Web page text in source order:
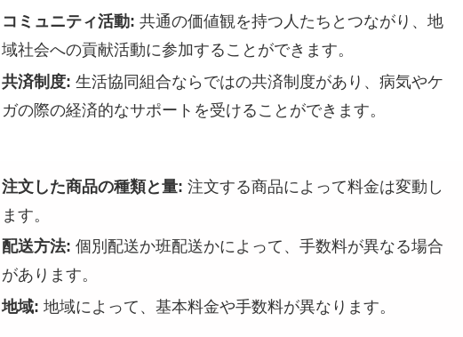
コミュニティ活動: 共通の価値観を持つ人たちとつながり、地
域社会への貢献活動に参加することができます。
共済制度: 生活協同組合ならではの共済制度があり、病気やケ
ガの際の経済的なサポートを受けることができます。
注文した商品の種類と量: 注文する商品によって料金は変動し
ます。
配送方法: 個別配送か班配送かによって、手数料が異なる場合
があります。
地域: 地域によって、基本料金や手数料が異なります。